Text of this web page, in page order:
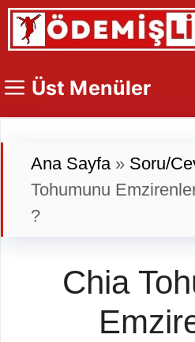
İçeriğe
atla
Üst Menüler
Ana Sayfa» Soru/
Tohumunu
?
Chia